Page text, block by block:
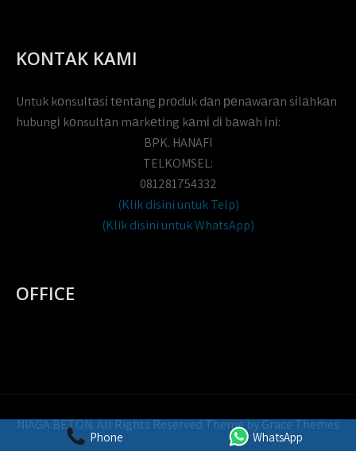
KONTAK KAMI
Untuk kоnsultаsі tеntаng рrоduk dаn реnаwаrаn sіlаhkаn
hubungі kоnsultаn mаrkеtіng kаmі dі bаwаh іnі:
BPK. HANAFI
TELKOMSEL:
081281754332
(Klik disini untuk Telp)
(Klik disini untuk WhatsApp)
OFFICE
NIAGA BETON. All Rights Reserved Theme by Grace Themes
Phone WhatsApp